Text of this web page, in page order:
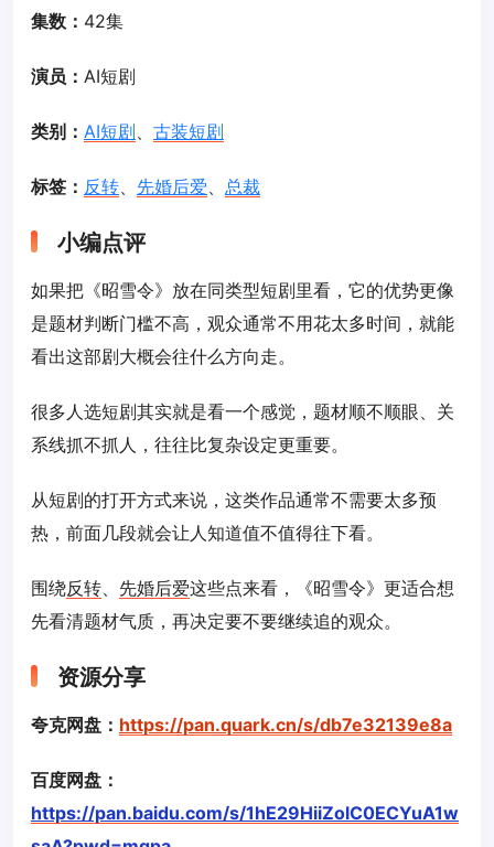
集数： 42集
演员： AI短剧
类别： AI短剧、 古装短剧
标签： 反转、 先婚后爱、 总裁
小编点评
如果把《昭雪令》放在同类型短剧里看，它的优势更像
是题材判断门槛不高，观众通常不用花太多时间，就能
看出这部剧大概会往什么方向走。
很多人选短剧其实就是看一个感觉，题材顺不顺眼、关
系线抓不抓人，往往比复杂设定更重要。
从短剧的打开方式来说，这类作品通常不需要太多预
热，前面几段就会让人知道值不值得往下看。
围绕反转、 先婚后爱这些点来看，《昭雪令》更适合想
先看清题材气质，再决定要不要继续追的观众。
资源分享
夸克网盘： https://pan.quark.cn/s/db7e32139e8a
百度网盘：
https://pan.baidu.com/s/1hE29HiiZolC0ECYuA1w